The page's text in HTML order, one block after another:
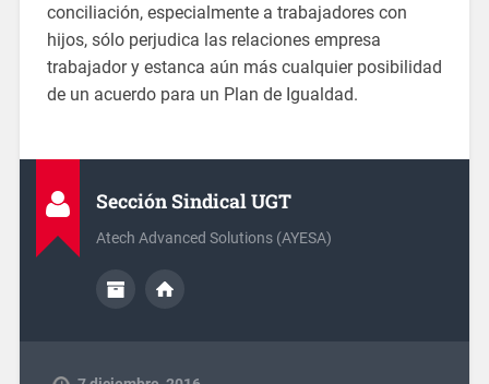
conciliación, especialmente a trabajadores con
hijos, sólo perjudica las relaciones empresa
trabajador y estanca aún más cualquier posibilidad
de un acuerdo para un Plan de Igualdad.
Sección Sindical UGT
Atech Advanced Solutions (AYESA)